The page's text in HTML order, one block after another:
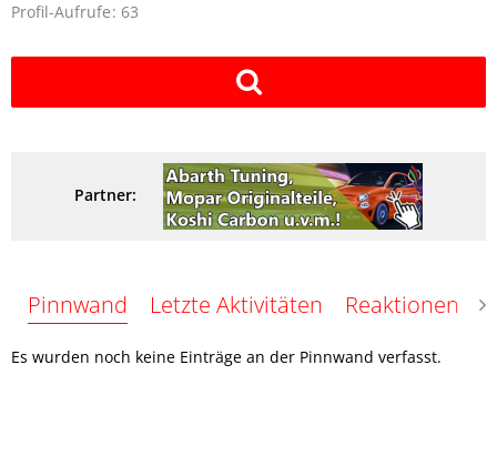
Profil-Aufrufe 63
Partner:
Pinnwand Letzte Aktivitäten Reaktionen
Es wurden noch keine Einträge an der Pinnwand verfasst.